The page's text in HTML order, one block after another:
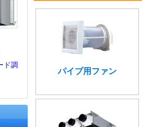
パイプ用ファン